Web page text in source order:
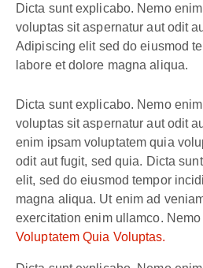
Dicta sunt explicabo. Nemo
voluptas sit aspernatur aut odit
Adipiscing elit sed do eiusmod
labore et dolore magna aliqua.
Dicta sunt explicabo. Nemo
voluptas sit aspernatur aut odit
enim ipsam voluptatem quia
odit aut fugit, sed quia. Dicta
elit, sed do eiusmod tempor
magna aliqua. Ut enim ad
exercitation enim ullamco.
Voluptatem Quia Voluptas.